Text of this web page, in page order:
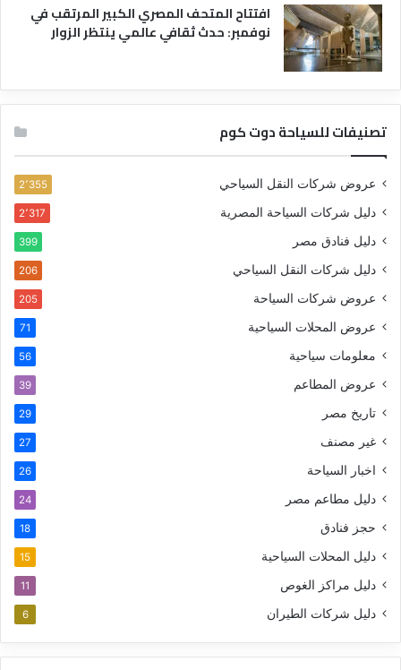
افتتاح المتحف المصري الكبير المرتقب في
نوفمبر: حدث ثقافي عالمي ينتظر الزوار
تصنيفات للسياحة دوت كوم
عروض شركات النقل السياحي 2٬355
دليل شركات السياحة المصرية 2٬317
دليل فنادق مصر 399
دليل شركات النقل السياحي 206
عروض شركات السياحة 205
عروض المحلات السياحية 71
معلومات سياحية 56
عروض المطاعم 39
تاريخ مصر 29
غير مصنف 27
اخبار السياحة 26
دليل مطاعم مصر 24
حجز فنادق 18
دليل المحلات السياحية 15
دليل مراكز الغوص 11
دليل شركات الطيران 6